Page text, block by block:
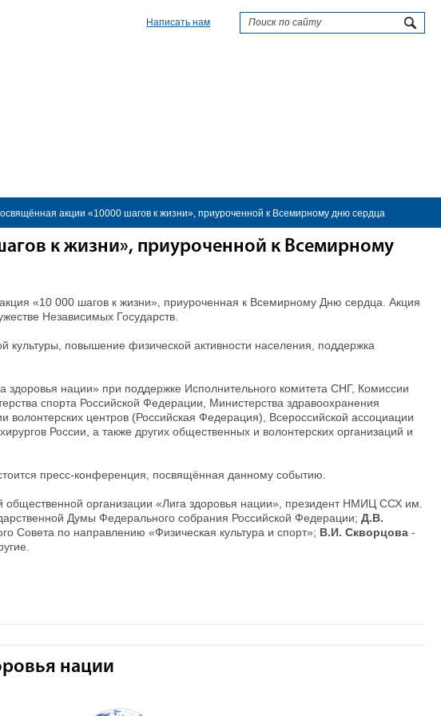
Написать нам
акции «10000 шагов к жизни», приуроченной к Всемирному дню сердца
к жизни», приуроченной к Всемирному
«10 000 шагов к жизни», приуроченная к Всемирному Дню сердца. Акция
Независимых Государств.
культуры, повышение физической активности населения, поддержка
нации» при поддержке Исполнительного комитета СНГ, Комиссии
спорта Российской Федерации, Министерства здравоохранения
центров (Российская Федерация), Всероссийской ассоциации
России, а также других общественных и волонтерских организаций и
пресс-конференция, посвящённая данному событию.
общественной организации «Лига здоровья нации», президент НМИЦ ССХ им.
Думы Федерального собрания Российской Федерации; Д.В.
Совета по направлению «Физическая культура и спорт»; В.И. Скворцова -
нации